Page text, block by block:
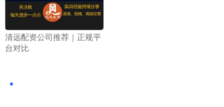
​清远配资公司推荐｜正规平
台对比